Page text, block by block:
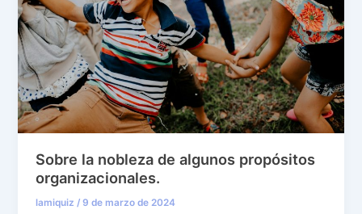
Sobre la nobleza de algunos propósitos
organizacionales.
lamiquiz/9 de marzo de 2024